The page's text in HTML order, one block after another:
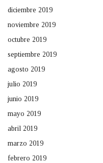
diciembre 2019
noviembre 2019
octubre 2019
septiembre 2019
agosto 2019
julio 2019
junio 2019
mayo 2019
abril 2019
marzo 2019
febrero 2019